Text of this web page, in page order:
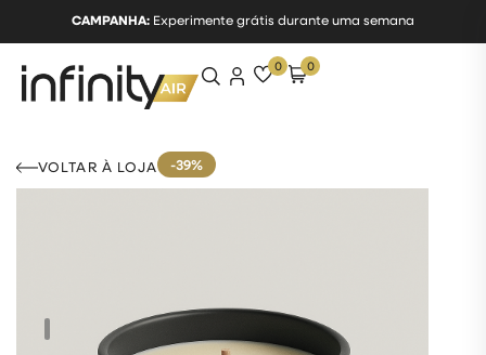
CAMPANHA: Experimente grátis durante uma semana
0 0
VOLTAR À LOJA -39%